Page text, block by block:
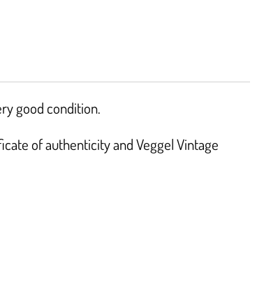
good condition.
of authenticity and Veggel Vintage